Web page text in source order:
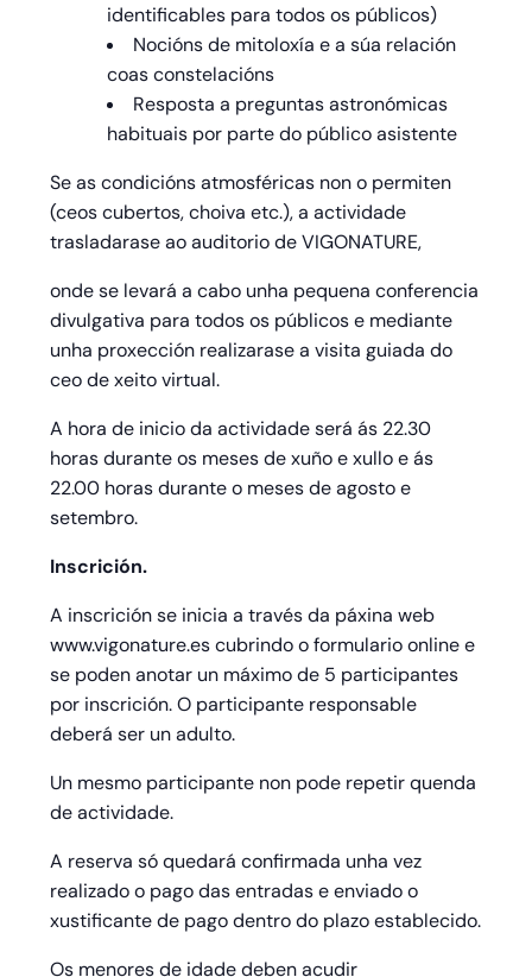
identificables para todos os públicos)
Nocións de mitoloxía e a súa relación
coas constelacións
Resposta a preguntas astronómicas
habituais por parte do público asistente
Se as condicións atmosféricas non o permiten
(ceos cubertos, choiva etc.), a actividade
trasladarase ao auditorio de VIGONATURE,
onde se levará a cabo unha pequena conferencia
divulgativa para todos os públicos e mediante
unha proxección realizarase a visita guiada do
ceo de xeito virtual.
A hora de inicio da actividade será ás 22.30
horas durante os meses de xuño e xullo e ás
22.00 horas durante o meses de agosto e
setembro.
Inscrición.
A inscrición se inicia a través da páxina web
www.vigonature.es cubrindo o formulario online e
se poden anotar un máximo de 5 participantes
por inscrición. O participante responsable
deberá ser un adulto.
Un mesmo participante non pode repetir quenda
de actividade.
A reserva só quedará confirmada unha vez
realizado o pago das entradas e enviado o
xustificante de pago dentro do plazo establecido.
Os menores de idade deben acudir